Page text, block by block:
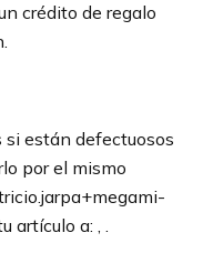
crédito de regalo
si están defectuosos
por el mismo
artículo a: , .